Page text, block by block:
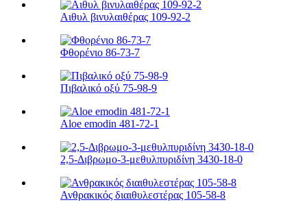
Αιθυλ βινυλαιθέρας 109-92-2
Φθορένιο 86-73-7
Πιβαλικό οξύ 75-98-9
Aloe emodin 481-72-1
2,5-Διβρωμο-3-μεθυλπυριδίνη 3430-18-0
Ανθρακικός διαιθυλεστέρας 105-58-8